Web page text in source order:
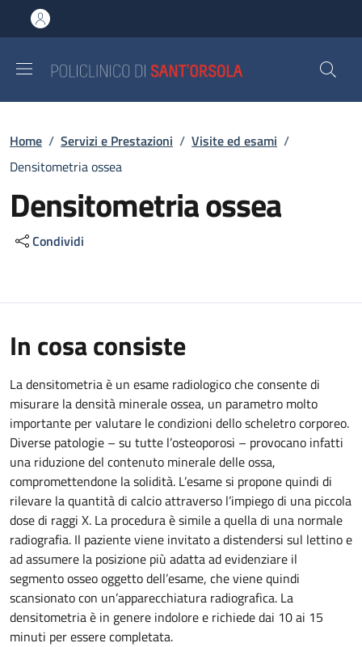
al contenuto principale
to footer content
Briciole di pane
Home / Servizi e Prestazioni / Visite ed esami /
Densitometria ossea
Densitometria ossea
Condividi
In cosa consiste
La densitometria è un esame radiologico che consente di
misurare la densità minerale ossea, un parametro molto
importante per valutare le condizioni dello scheletro corporeo.
Diverse patologie – su tutte l’osteoporosi – provocano infatti
una riduzione del contenuto minerale delle ossa,
compromettendone la solidità. L’esame si propone quindi di
rilevare la quantità di calcio attraverso l’impiego di una piccola
dose di raggi X. La procedura è simile a quella di una normale
radiografia. Il paziente viene invitato a distendersi sul lettino e
ad assumere la posizione più adatta ad evidenziare il
segmento osseo oggetto dell’esame, che viene quindi
scansionato con un’apparecchiatura radiografica. La
densitometria è in genere indolore e richiede dai 10 ai 15
minuti per essere completata.